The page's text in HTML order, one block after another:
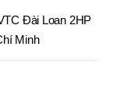
Đài Loan 2HP
Minh